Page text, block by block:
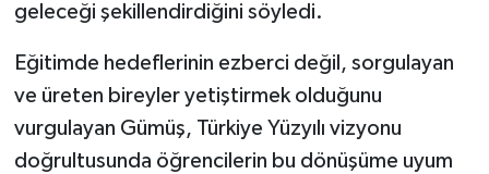
geleceği şekillendirdiğini söyledi.
Eğitimde hedeflerinin ezberci değil, sorgulayan
ve üreten bireyler yetiştirmek olduğunu
vurgulayan Gümüş, Türkiye Yüzyılı vizyonu
doğrultusunda öğrencilerin bu dönüşüme uyum